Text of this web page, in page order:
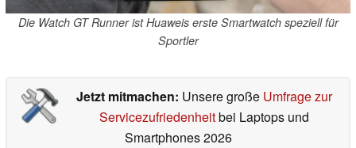
Die Watch GT Runner ist Huaweis erste Smartwatch speziell für
Sportler
Jetzt mitmachen: Unsere große Umfrage zur
Servicezufriedenheitbei Laptops und
Smartphones 2026